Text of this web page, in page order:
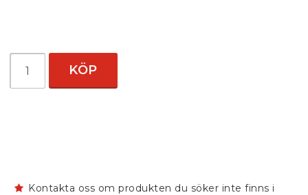
KÖP
Kontakta oss om produkten du söker inte finns i